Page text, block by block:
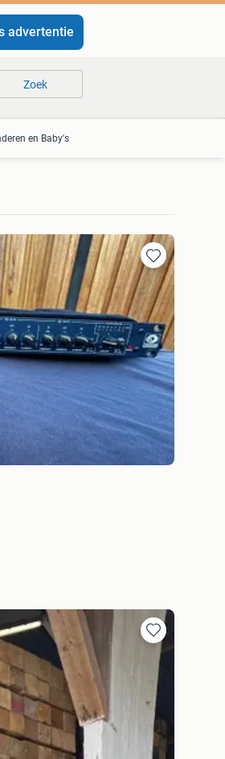
advertentie
Zoek
en Baby's
Toevoegen
aan
favorieten
Toevoegen
favorieten